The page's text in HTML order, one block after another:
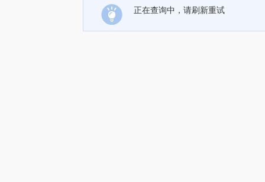
正在查询中，请刷新重试